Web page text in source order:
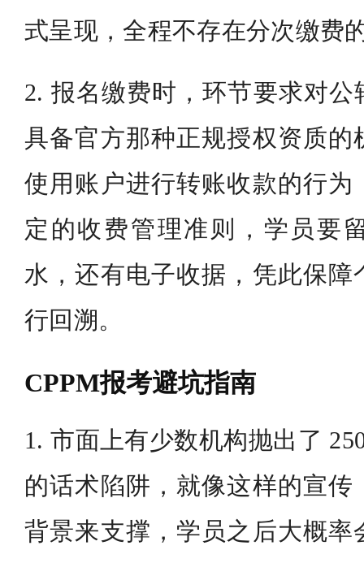
式呈现，全程不存在分次缴费
2. 报名缴费时，环节要求对
具备官方那种正规授权资质的
使用账户进行转账收款的行为
定的收费管理准则，学员要
水，还有电子收据，凭此保障
行回溯。
CPPM报考避坑指南
1. 市面上有少数机构抛出了
的话术陷阱，就像这样的宣传
背景来支撑，学员之后大概率